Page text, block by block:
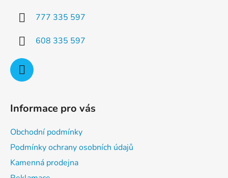
777 335 597
608 335 597
Informace pro vás
Obchodní podmínky
Podmínky ochrany osobních údajů
Kamenná prodejna